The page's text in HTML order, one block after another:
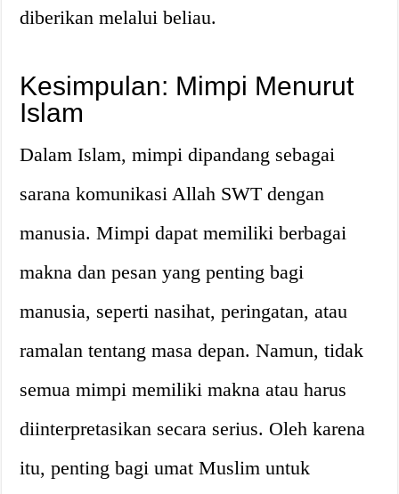
diberikan melalui beliau.
Kesimpulan: Mimpi Menurut
Islam
Dalam Islam, mimpi dipandang sebagai
sarana komunikasi Allah SWT dengan
manusia. Mimpi dapat memiliki berbagai
makna dan pesan yang penting bagi
manusia, seperti nasihat, peringatan, atau
ramalan tentang masa depan. Namun, tidak
semua mimpi memiliki makna atau harus
diinterpretasikan secara serius. Oleh karena
itu, penting bagi umat Muslim untuk